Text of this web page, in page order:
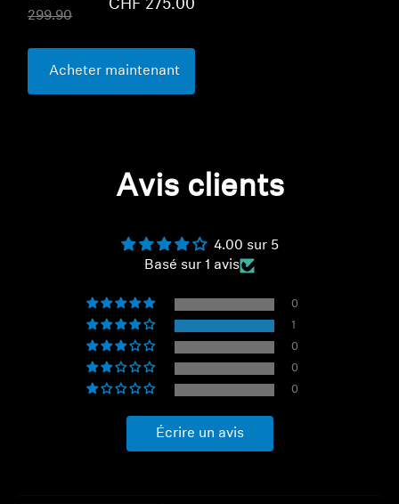
299.90
CHF 275.00
Acheter maintenant
Avis clients
4.00 sur 5
Basé sur 1 avis
0
1
0
0
0
Écrire un avis